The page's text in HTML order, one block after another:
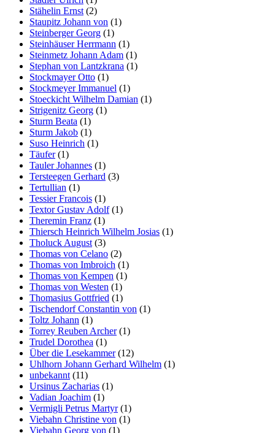
Stähelin Ernst (2)
Staupitz Johann von (1)
Steinberger Georg (1)
Steinhäuser Herrmann (1)
Steinmetz Johann Adam (1)
Stephan von Lantzkrana (1)
Stockmayer Otto (1)
Stockmeyer Immanuel (1)
Stoeckicht Wilhelm Damian (1)
Strigenitz Georg (1)
Sturm Beata (1)
Sturm Jakob (1)
Suso Heinrich (1)
Täufer(1)
Tauler Johannes (1)
Tersteegen Gerhard (3)
Tertullian (1)
Tessier Francois (1)
Textor Gustav Adolf(1)
Theremin Franz (1)
Thiersch Heinrich Wilhelm Josias (1)
Tholuck August (3)
Thomas von Celano (2)
Thomas von Imbroich (1)
Thomas von Kempen (1)
Thomas von Westen (1)
Thomasius Gottfried (1)
Tischendorf Constantin von (1)
Toltz Johann (1)
Torrey Reuben Archer(1)
Trudel Dorothea (1)
Über die Lesekammer(12)
Uhlhorn Johann Gerhard Wilhelm (1)
unbekannt (11)
Ursinus Zacharias (1)
Vadian Joachim (1)
Vermigli Petrus Martyr(1)
Viebahn Christine von (1)
Viebahn Georg von (1)